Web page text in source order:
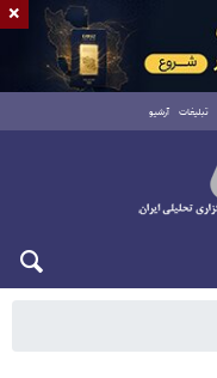
تبلیغات آرشیو
×